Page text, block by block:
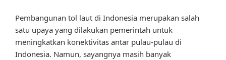
Pembangunan tol laut di Indonesia merupakan salah
satu upaya yang dilakukan pemerintah untuk
meningkatkan konektivitas antar pulau-pulau di
Indonesia. Namun, sayangnya masih banyak